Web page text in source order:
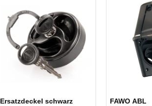
Ersatzdeckel schwarz
FAWO ABL